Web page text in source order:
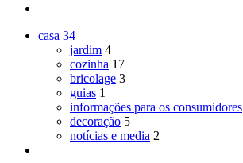
casa 34
jardim 4
cozinha 17
bricolage 3
guias 1
informações para os consumidores
decoração 5
notícias e media 2